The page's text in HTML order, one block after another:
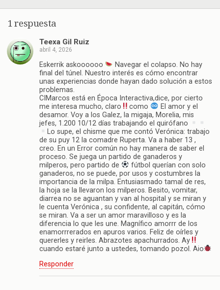
1 respuesta
Teexa Gil Ruiz
abril 4, 2026
Eskerrik askoooooo
Navegar el colapso. No hay
final del túnel. Nuestro interés es cómo encontrar
unas experiencias donde hayan dado solución a estos
problemas.
CIMarcos está en Época Interactiva,dice, por cierto
me interesa mucho, claro
como
El amor y el
desamor. Voy a los Galez, la migaja, Morelia, mis
jefes, 1.200 10/12 días trabajando el quirófano
Lo supe, el chisme que me contó Verónica: trabajo
de su puy 12 la comadre Ruperta. Va a haber 13 ,
creo. En un Error común no hay manera de saber el
proceso. Se juega un partido de ganaderos y
milperos, pero partido de
fútbol querían con solo
ganaderos, no se puede, por usos y costumbres la
importancia de la milpa. Entusiasmado tamal de res,
la hoja se la llevaron los milperos. Besito, vomitar,
diarrea no se aguantan y van al hospital y se miran y
le cuenta Verónica , su confidente, al capitán, cómo
se miran. Va a ser un amor maravilloso y es la
diferencia lo que les une. Magnífico amorrr de los
enamorrrerados en apuros varios. Feliz de oírles y
quererles y reirles. Abrazotes apachurrados. Ay
cuando estaré junto a ustedes, tomando pozol. Aio
Responder